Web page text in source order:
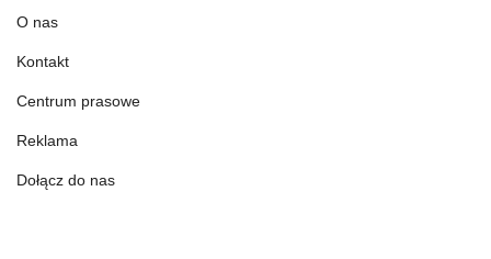
O nas
Kontakt
Centrum prasowe
Reklama
Dołącz do nas